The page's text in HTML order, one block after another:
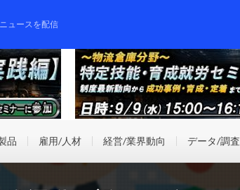
ュースを配信
品 雇用/人材 経営/業界動向 データ/調査